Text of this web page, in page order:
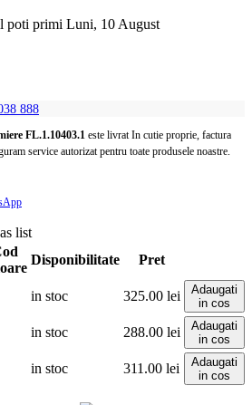
poti primi Luni, 10 August
888
FL.1.10403.1 este livrat In cutie proprie, factura
service autorizat pentru toate produsele noastre.
list
Disponibilitate Pret
in stoc 325.00 lei
Adaugati
in cos
in stoc 288.00 lei
Adaugati
in cos
in stoc 311.00 lei
Adaugati
in cos